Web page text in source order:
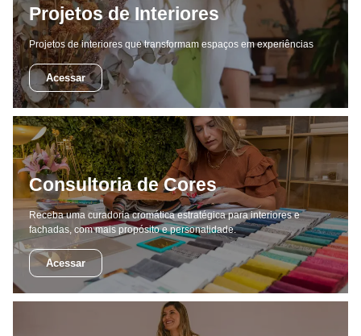
Projetos de Interiores
Projetos de interiores que transformam espaços em experiências
Acessar
Consultoria de Cores
Receba uma curadoria cromática estratégica para interiores e
fachadas, com mais propósito e personalidade.
Acessar